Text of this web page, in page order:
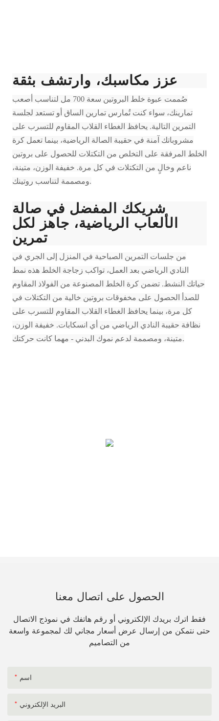
عزز مكاسبك، وارتشف بثقة
صُممت عبوة خلط البروتين سعة 700 مل لتناسب أصعب
تمارينك، سواء كنت تُمارس تمارين الساق أو تستعد لجلسة
التمرين التالية. يحافظ الغطاء القلاب المقاوم للتسرب على
مشروباتك آمنة في حقيبة الصالة الرياضية، بينما تعمل كرة
الخلط المرفقة على التخلص من التكتلات للحصول على بروتين
ناعم وخالٍ من التكتلات في كل مرة. خفيفة الوزن، متينة،
ومصممة لتناسب روتينك.
شريكك المفضل في صالة
الألعاب الرياضية، جاهز لكل
تمرين
من جلسات التمرين الصباحية في المنزل إلى الجري في
النادي الرياضي بعد العمل، تواكب زجاجة الخلط هذه نمط
حياتك النشط. تضمن كرة الخلط المصنوعة من الفولاذ المقاوم
للصدأ الحصول على مخفوقات بروتين خالية من التكتلات في
كل مرة، بينما يحافظ الغطاء القلاب المقاوم للتسرب على
نظافة حقيبة النادي الرياضي من أي انسكابات. خفيفة الوزن،
متينة، ومصممة لدعم نموك البدني - مهما كانت حركتك.
الحصول على اتصال معنا
فقط اترك بريدك الإلكتروني أو رقم هاتفك في نموذج الاتصال
حتى نتمكن من إرسال عرض أسعار مجاني لك لمجموعة واسعة
من التصاميم
اسم
البريد الإلكتروني